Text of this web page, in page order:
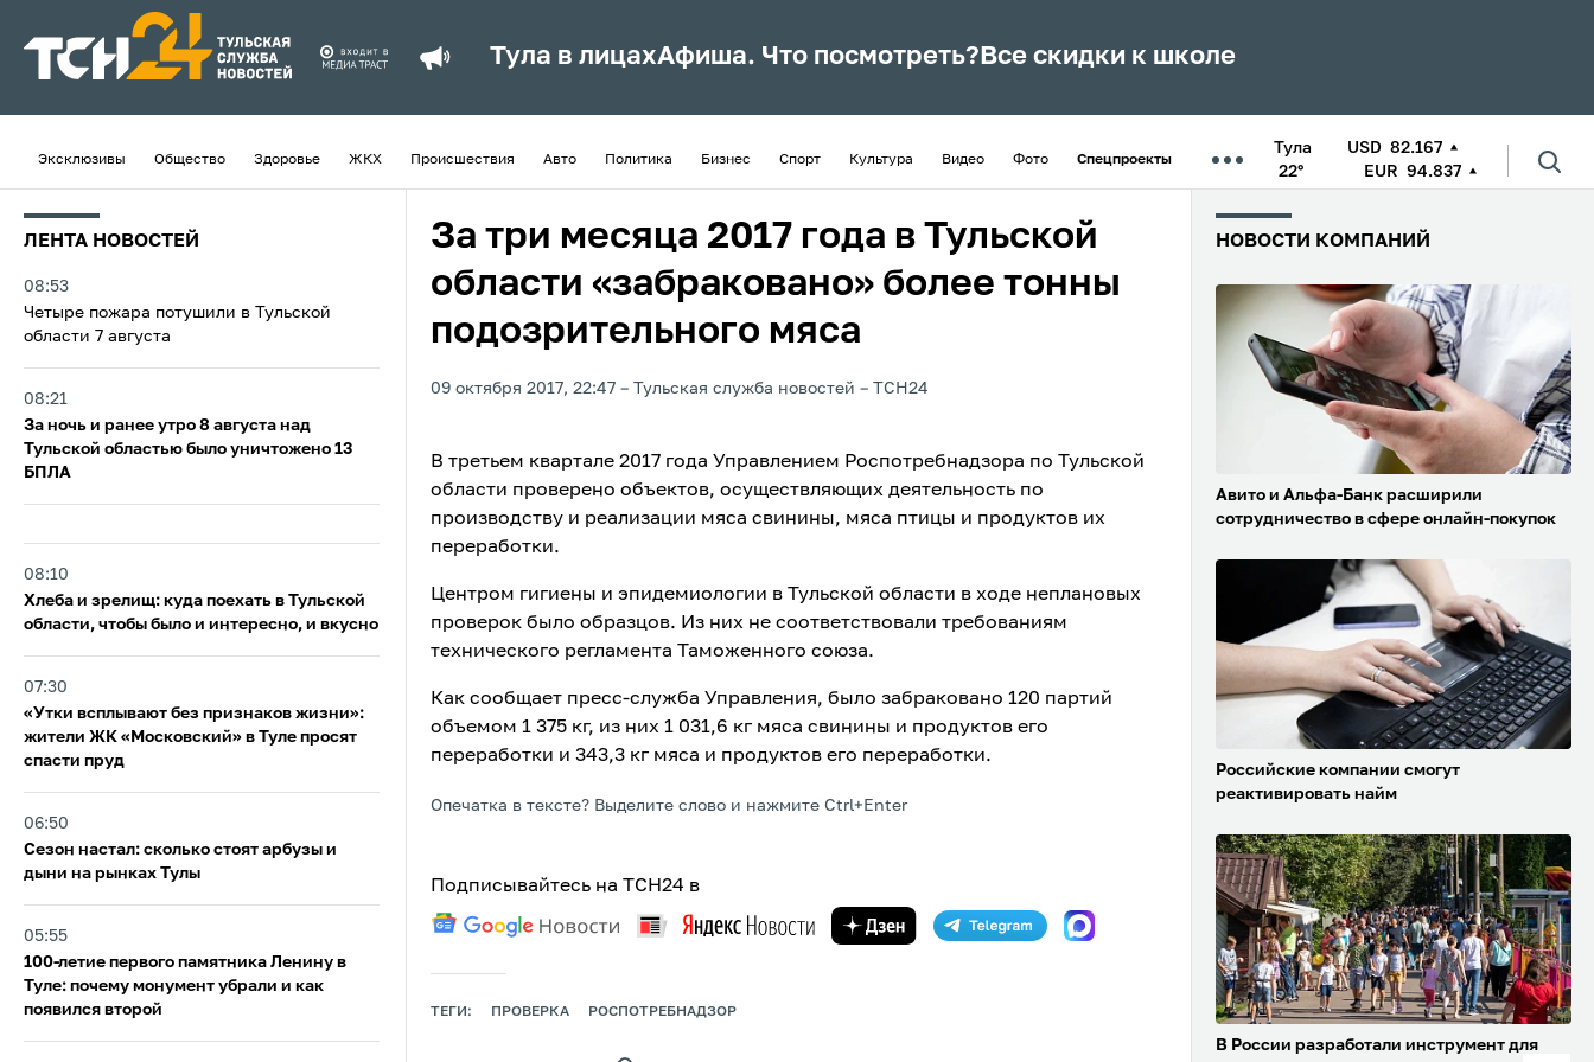
Тула в лицахАфиша. Что посмотреть? Все скидки к школе
Эксклюзивы Общество Здоровье ЖКХ Происшествия Авто Политика Бизнес Спорт Культура Видео Фото Спецпроекты
Тула
22°
USD 82.167
EUR 94.837
ЛЕНТА НОВОСТЕЙ
08:53
Четыре пожара потушили в Тульской
области 7 августа
08:21
За ночь и ранее утро 8 августа над
Тульской областью было уничтожено 13
БПЛА
08:10
Хлеба и зрелищ: куда поехать в Тульской
области, чтобы было и интересно, и вкусно
07:30
«Утки всплывают без признаков жизни»:
жители ЖК «Московский» в Туле просят
спасти пруд
06:50
Сезон настал: сколько стоят арбузы и
дыни на рынках Тулы
05:55
100-летие первого памятника Ленину в
Туле: почему монумент убрали и как
появился второй
За три месяца 2017 года в Тульской
области «забраковано» более тонны
подозрительного мяса
09 октября 2017, 22:47 Тульская служба новостей ТСН24
В третьем квартале 2017 года Управлением Роспотребнадзора по Тульской
области проверено объектов, осуществляющих деятельность по
производству и реализации мяса свинины, мяса птицы и продуктов их
переработки.
Центром гигиены и эпидемиологии в Тульской области в ходе неплановых
проверок было образцов. Из них не соответствовали требованиям
технического регламента Таможенного союза.
Как сообщает пресс-служба Управления, было забраковано 120 партий
объемом 1 375 кг, из них 1 031,6 кг мяса свинины и продуктов его
переработки и 343,3 кг мяса и продуктов его переработки.
Опечатка в тексте? Выделите слово и нажмите Ctrl+Enter
Подписывайтесь на ТСН24 в
ТЕГИ: ПРОВЕРКА РОСПОТРЕБНАДЗОР
НОВОСТИ КОМПАНИЙ
Авито и Альфа-Банк расширили
сотрудничество в сфере онлайн-покупок
Российские компании смогут
реактивировать найм
В России разработали инструмент для